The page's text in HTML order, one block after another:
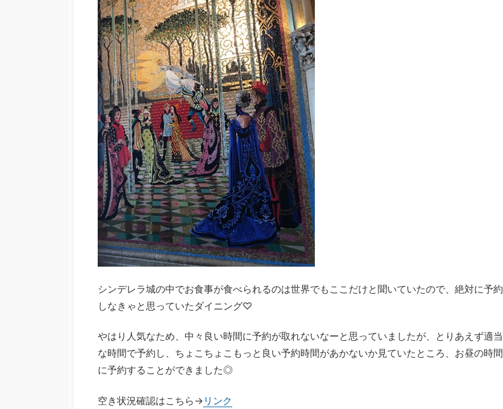
シンデレラ城の中でお食事が食べられるのは世界でもここだけと聞いていたので、絶対に予約
しなきゃと思っていたダイニング♡
やはり人気なため、中々良い時間に予約が取れないなーと思っていましたが、とりあえず適当
な時間で予約し、ちょこちょこもっと良い予約時間があかないか見ていたところ、お昼の時間
に予約することができました◎
空き状況確認はこちら→ リンク